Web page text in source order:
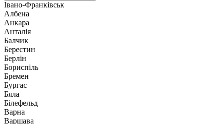
Івано-Франківськ
Албена
Анкара
Анталія
Балчик
Берестин
Берлін
Бориспіль
Бремен
Бургас
Бяла
Білефельд
Варна
Варшава